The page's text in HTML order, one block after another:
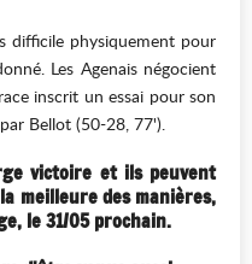
difficile physiquement pour
Les Agenais négocient
inscrit un essai pour son
Bellot (50-28, 77').
victoire et ils peuvent
meilleure des manières,
le 31/05 prochain.